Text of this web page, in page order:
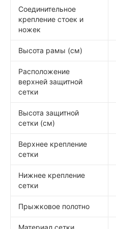
Соединительное
крепление стоек и
ножек
Высота рамы (см)
Расположение
верхней защитной
сетки
Высота защитной
сетки (см)
Верхнее крепление
сетки
Нижнее крепление
сетки
Прыжковое полотно
Материал сетки